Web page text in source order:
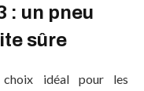
: un pneu
sûre
idéal pour les